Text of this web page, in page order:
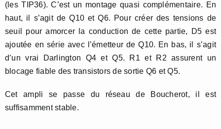
(les TIP36). C’est un montage quasi complémentaire. En
haut, il s’agit de Q10 et Q6. Pour créer des tensions de
seuil pour amorcer la conduction de cette partie, D5 est
ajoutée en série avec l’émetteur de Q10. En bas, il s’agit
d’un vrai Darlington Q4 et Q5. R1 et R2 assurent un
blocage fiable des transistors de sortie Q6 et Q5.
Cet ampli se passe du réseau de Boucherot, il est
suffisamment stable.